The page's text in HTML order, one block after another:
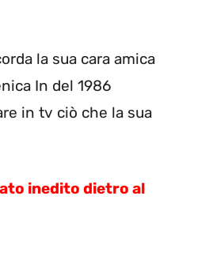
la sua cara amica
In del 1986
in tv ciò che la sua
inedito dietro al